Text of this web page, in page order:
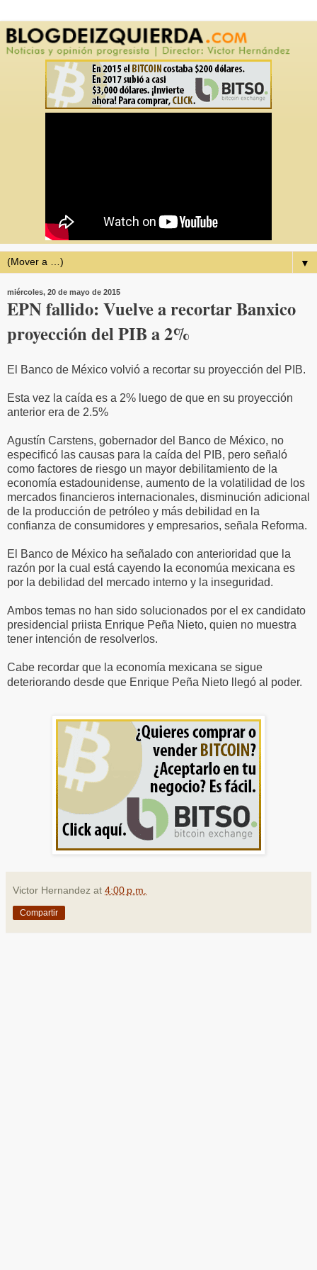
▼
miércoles, 20 de mayo de 2015
EPN fallido: Vuelve a recortar Banxico
proyección del PIB a 2%
El Banco de México volvió a recortar su proyección del PIB.
Esta vez la caída es a 2% luego de que en su proyección
anterior era de 2.5%
Agustín Carstens, gobernador del Banco de México, no
especificó las causas para la caída del PIB, pero señaló
como factores de riesgo un mayor debilitamiento de la
economía estadounidense, aumento de la volatilidad de los
mercados financieros internacionales, disminución adicional
de la producción de petróleo y más debilidad en la
confianza de consumidores y empresarios, señala Reforma.
El Banco de México ha señalado con anterioridad que la
razón por la cual está cayendo la economúa mexicana es
por la debilidad del mercado interno y la inseguridad.
Ambos temas no han sido solucionados por el ex candidato
presidencial priista Enrique Peña Nieto, quien no muestra
tener intención de resolverlos.
Cabe recordar que la economía mexicana se sigue
deteriorando desde que Enrique Peña Nieto llegó al poder.
Victor Hernandez at 4:00 p.m.
Compartir